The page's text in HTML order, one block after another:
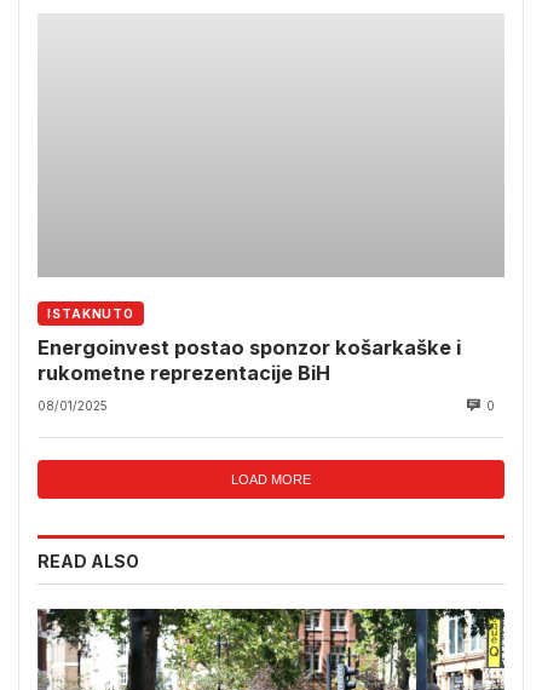
ISTAKNUTO
Energoinvest postao sponzor košarkaške i
rukometne reprezentacije BiH
08/01/2025 0
LOAD MORE
READ ALSO